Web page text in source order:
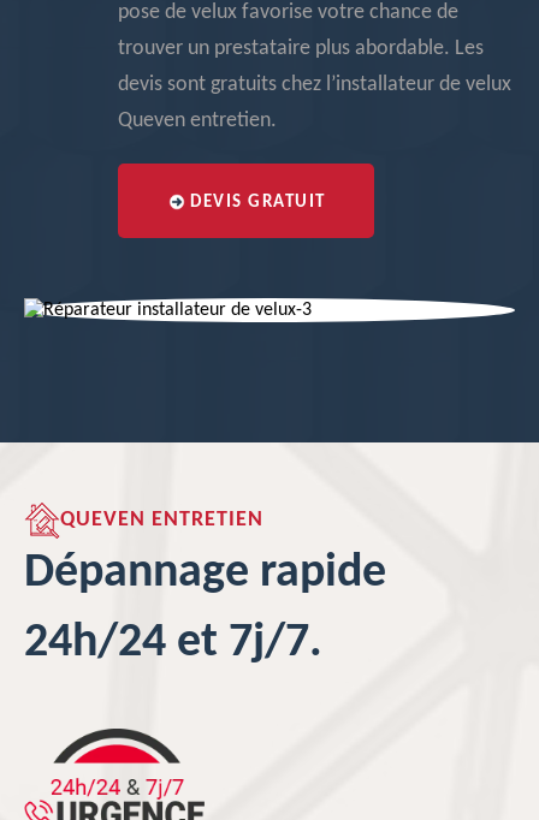
pose de velux favorise votre chance de
trouver un prestataire plus abordable. Les
devis sont gratuits chez l’installateur de velux
Queven entretien.
DEVIS GRATUIT
QUEVEN ENTRETIEN
Dépannage rapide
24h/24 et 7j/7.